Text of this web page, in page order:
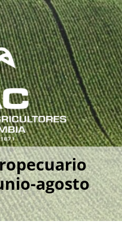
agosto